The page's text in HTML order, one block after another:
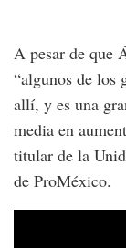
A pesar de que
“algunos de los
allí, y es una
media en
titular de la
de ProMéxico.